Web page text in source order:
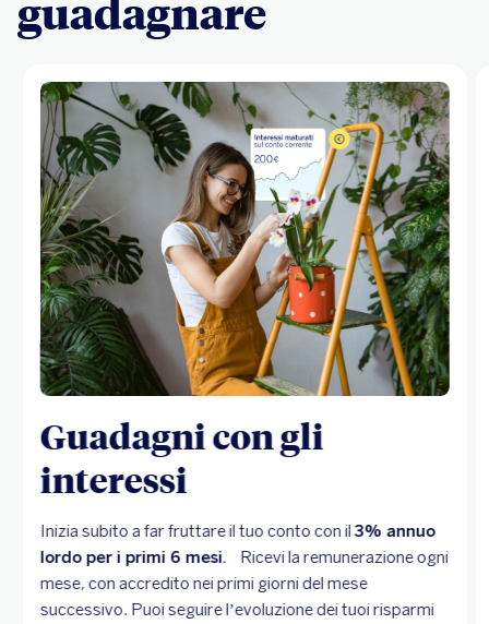
guadagnare
Guadagni con gli
interessi
Inizia subito a far fruttare il tuo conto con il3% annuo
lordo per i primi 6 mesi. Ricevi la remunerazione ogni
mese, con accredito nei primi giorni del mese
successivo. Puoi seguire l’evoluzione dei tuoi risparmi